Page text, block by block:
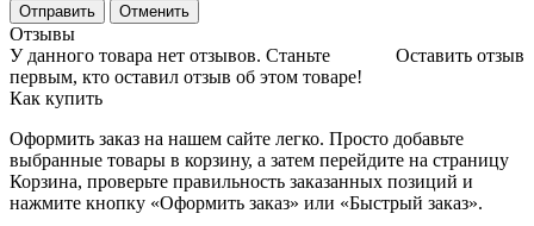
Отменить
Отзывы
Оставить отзыв
У данного товара нет отзывов. Станьте
первым, кто оставил отзыв об этом товаре!
Как купить
Оформить заказ на нашем сайте легко. Просто добавьте
выбранные товары в корзину, а затем перейдите на страницу
Корзина, проверьте правильность заказанных позиций и
нажмите кнопку «Оформить заказ» или «Быстрый заказ».